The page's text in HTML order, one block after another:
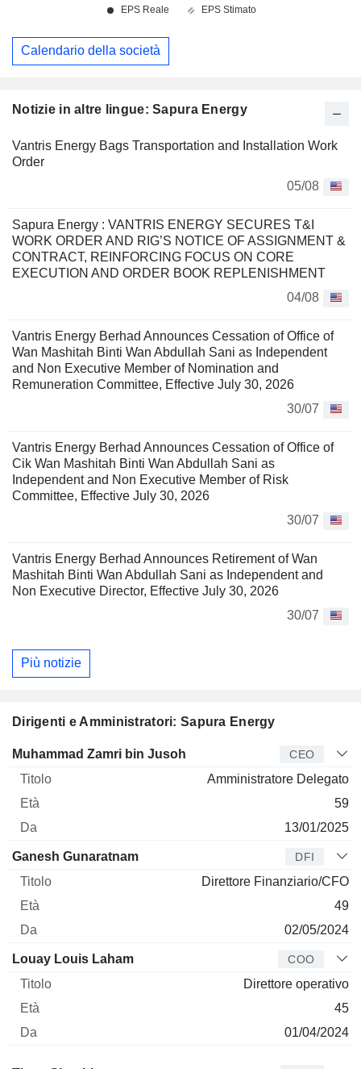
Notizie in altre lingue: Sapura Energy
Vantris Energy Bags Transportation and Installation Work
Order
05/08
Sapura Energy : VANTRIS ENERGY SECURES T&I
WORK ORDER AND RIG’S NOTICE OF ASSIGNMENT &
CONTRACT, REINFORCING FOCUS ON CORE
EXECUTION AND ORDER BOOK REPLENISHMENT
04/08
Vantris Energy Berhad Announces Cessation of Office of
Wan Mashitah Binti Wan Abdullah Sani as Independent
and Non Executive Member of Nomination and
Remuneration Committee, Effective July 30, 2026
30/07
Vantris Energy Berhad Announces Cessation of Office of
Cik Wan Mashitah Binti Wan Abdullah Sani as
Independent and Non Executive Member of Risk
Committee, Effective July 30, 2026
30/07
Vantris Energy Berhad Announces Retirement of Wan
Mashitah Binti Wan Abdullah Sani as Independent and
Non Executive Director, Effective July 30, 2026
30/07
Più notizie
Dirigenti e Amministratori: Sapura Energy
Manager Titolo Età Da
Muhammad Zamri bin Jusoh CEO
Amministratore Delegato
59
13/01/2025
Ganesh Gunaratnam DFI
Direttore Finanziario/CFO
49
02/05/2024
Louay Louis Laham COO
Direttore operativo
45
01/04/2024
Calendario della società